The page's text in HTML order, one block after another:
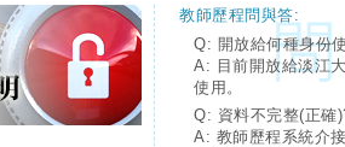
教師歷程問與答:
Q: 開放給何種身份
A: 目前開放給淡江
使用。
Q: 資料不完整(正確
A: 教師歷程系統介